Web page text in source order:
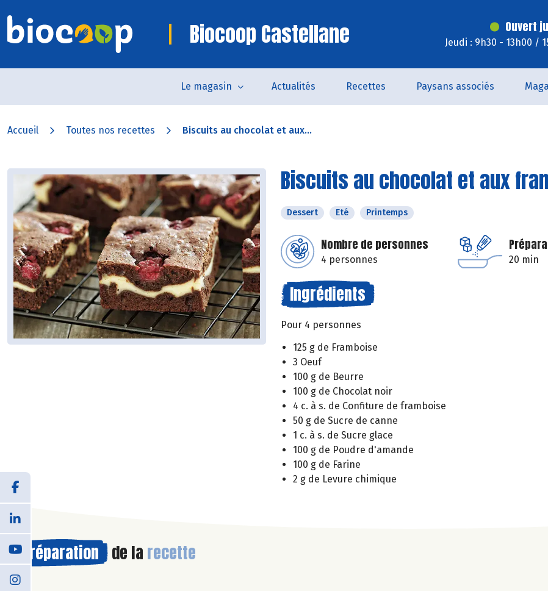
Biocoop Castellane Ouvert
Jeudi : 9h30 - 13h00 /
Le magasin Actualités Recettes Paysans associés
Accueil Toutes nos recettes Biscuits au chocolat et aux...
Biscuits au chocolat et aux
Dessert Eté Printemps
Nombre de personnes
4 personnes 20 min
Ingrédients
Pour 4 personnes
125 g de Framboise
3 Oeuf
100 g de Beurre
100 g de Chocolat noir
4 c. à s. de Confiture de framboise
50 g de Sucre de canne
1 c. à s. de Sucre glace
100 g de Poudre d'amande
100 g de Farine
2 g de Levure chimique
Préparation de la recette